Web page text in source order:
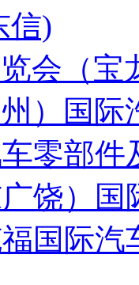
信)
会（宝
）国际
零部
饶）
国际